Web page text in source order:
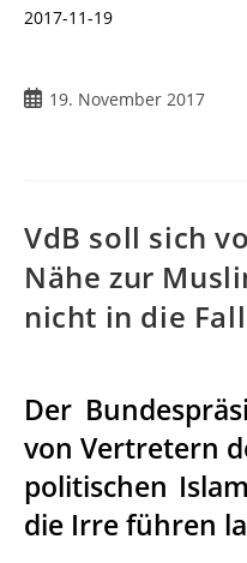
2017-11-19
19. November 2017
VdB soll sich
Nähe zur
nicht in die
Der
von Vertretern
politischen
die Irre führen